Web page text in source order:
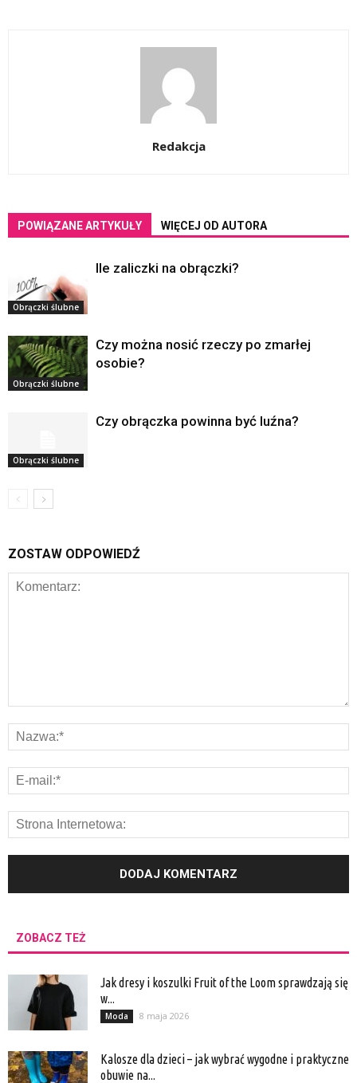
Redakcja
POWIĄZANE ARTYKUŁY WIĘCEJ OD AUTORA
Obrączki ślubne
Ile zaliczki na obrączki?
Obrączki ślubne
Czy można nosić rzeczy po zmarłej
osobie?
Obrączki ślubne
Czy obrączka powinna być luźna?
ZOSTAW ODPOWIEDŹ
ZOBACZ TEŻ
Jak dresy i koszulki Fruit of the Loom sprawdzają się
w...
Moda 8 maja 2026
Kalosze dla dzieci – jak wybrać wygodne i praktyczne
obuwie na...